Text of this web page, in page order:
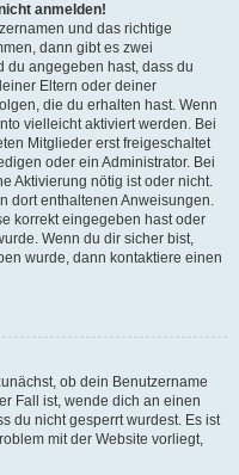
anmelden!
und das richtige
dann gibt es zwei
du angegeben hast, dass du
Eltern oder deiner
die du erhalten hast. Wenn
vielleicht aktiviert werden. Bei
Mitglieder erst freigeschaltet
oder ein Administrator. Bei
Aktivierung nötig ist oder nicht.
dort enthaltenen Anweisungen.
korrekt eingegeben hast oder
Wenn du dir sicher bist,
wurde, dann kontaktiere einen
ob dein Benutzername
Fall ist, wende dich an einen
du nicht gesperrt wurdest. Es ist
mit der Website vorliegt,